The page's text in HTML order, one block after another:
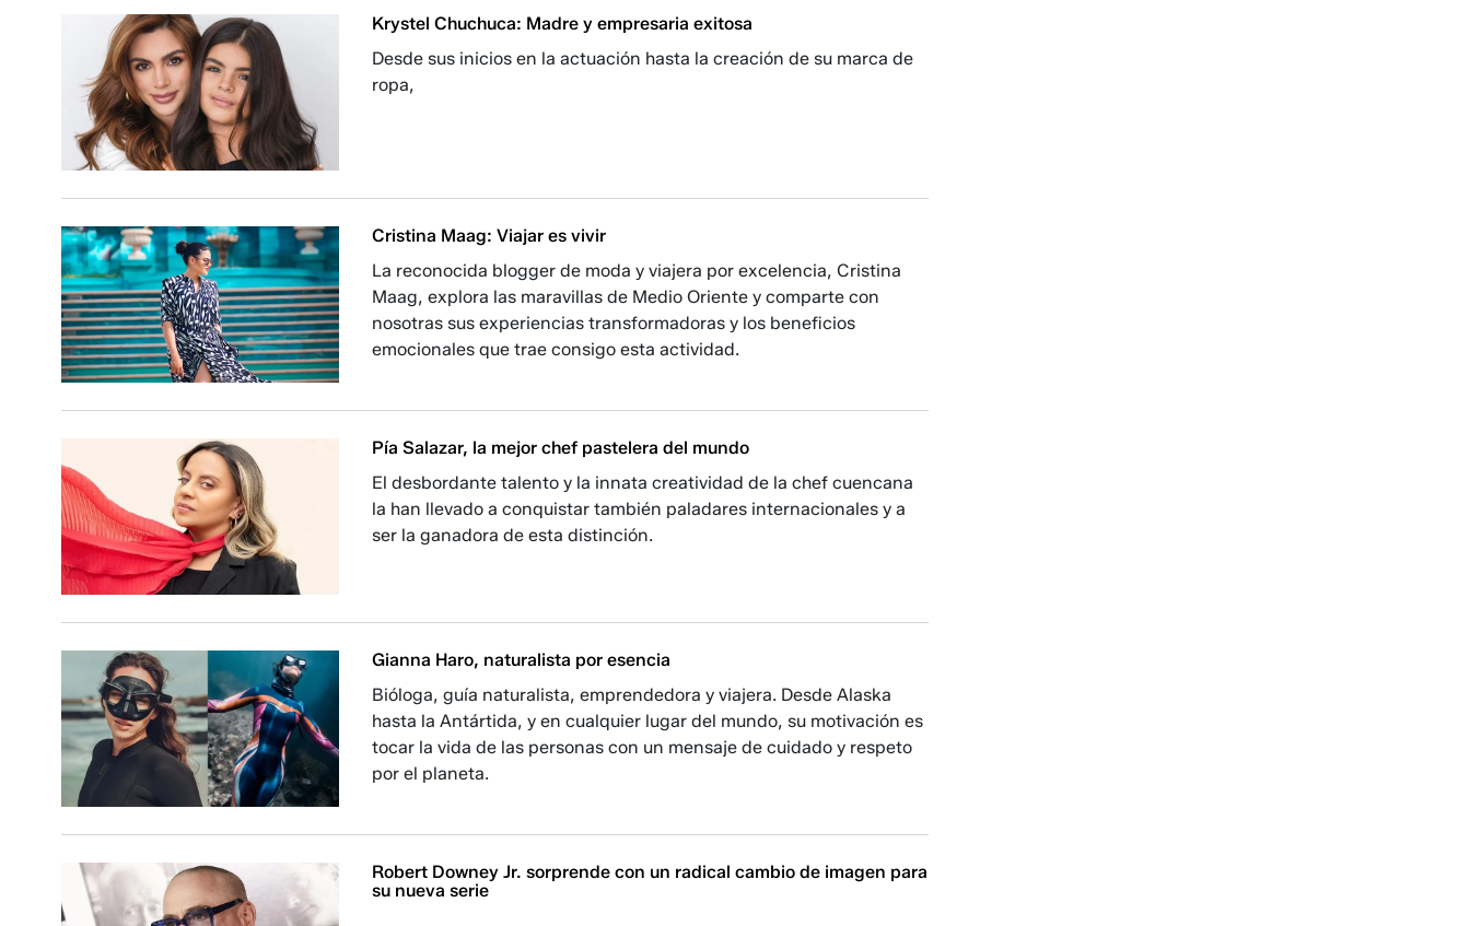
Krystel Chuchuca: Madre y empresaria exitosa
Desde sus inicios en la actuación hasta la creación de su marca de
ropa,
Cristina Maag: Viajar es vivir
La reconocida blogger de moda y viajera por excelencia, Cristina
Maag, explora las maravillas de Medio Oriente y comparte con
nosotras sus experiencias transformadoras y los beneficios
emocionales que trae consigo esta actividad.
Pía Salazar, la mejor chef pastelera del mundo
El desbordante talento y la innata creatividad de la chef cuencana
la han llevado a conquistar también paladares internacionales y a
ser la ganadora de esta distinción.
Gianna Haro, naturalista por esencia
Bióloga, guía naturalista, emprendedora y viajera. Desde Alaska
hasta la Antártida, y en cualquier lugar del mundo, su motivación es
tocar la vida de las personas con un mensaje de cuidado y respeto
por el planeta.
Robert Downey Jr. sorprende con un radical cambio de imagen para
su nueva serie